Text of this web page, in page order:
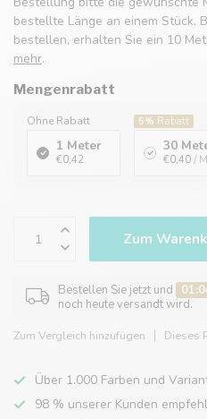
bestellte Länge an einem Stück.
bestellen, erhalten Sie ein 10
mehr.
Mengenrabatt
Ohne Rabatt
1 Meter
€0,42
5% Rabatt
30
€0,40/
Zum
Bestellen Sie jetzt und
noch heute versandt wird.
Zum Vergleich hinzufügen Dieses
Über 1.000 Farben und
98 % unserer Kunden